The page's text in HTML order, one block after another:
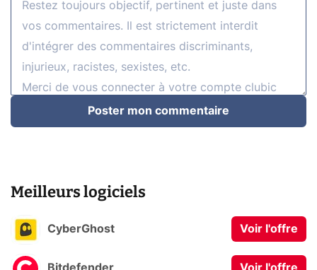
Poster mon commentaire
Meilleurs logiciels
CyberGhost Voir l'offre